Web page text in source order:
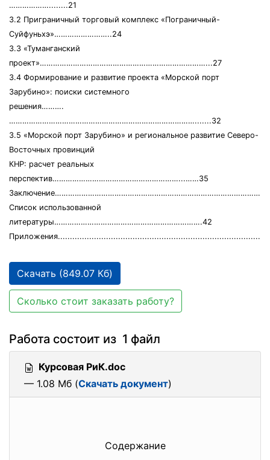
………………........21
3.2 Приграничный торговый комплекс «Пограничный-
Суйфуньхэ»……………………..24
3.3 «Туманганский
проект»…………………………………………………………………...27
3.4 Формирование и развитие проекта «Морской порт
Зарубино»: поиски системного
решения……….
………………………………………………………………………….......32
3.5 «Морской порт Зарубино» и региональное развитие Северо-
Восточных провинций
КНР: расчет реальных
перспектив…………………………………………………...……35
Список использованной
литературы………………………………………………………….42
Скачать (849.07 Кб)
Сколько стоит заказать работу?
Работа состоит из 1 файл
Курсовая РиК.doc
— 1.08 Мб (Скачать документ)
Содержание